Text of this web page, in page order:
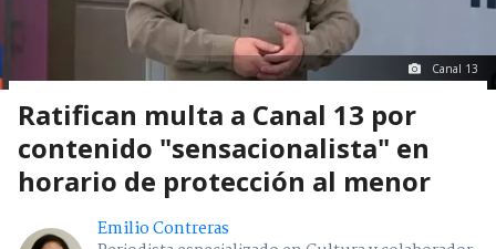
Canal 13
Ratifican multa a Canal 13 por
contenido "sensacionalista" en
horario de protección al menor
Emilio Contreras